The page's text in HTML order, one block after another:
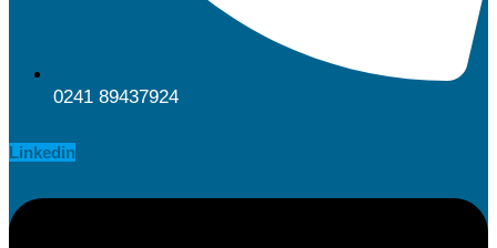
0241 89437924
Linkedin